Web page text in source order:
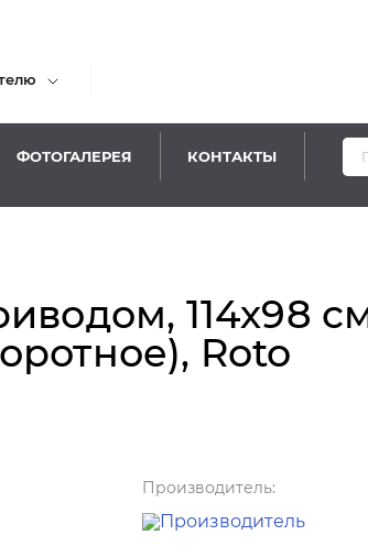
ФОТОГАЛЕРЕЯ КОНТАКТЫ
114х98
Roto
Производитель: